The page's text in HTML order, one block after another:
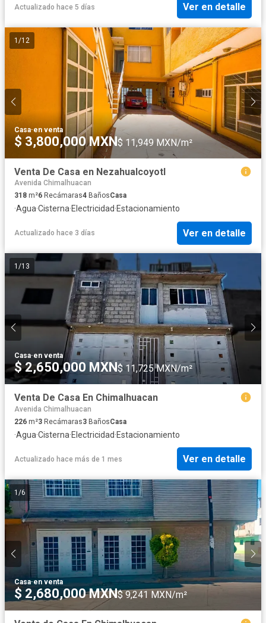
Actualizado hace 5 días Ver en detalle
1 /12
Casa·en venta
$ 3,800,000 MXN$ 11,949 MXN/m²
Venta De Casa en Nezahualcoyotl
Avenida Chimalhuacan
318 m²6 Recámaras4 BañosCasa
·Agua·Cisterna·Electricidad·Estacionamiento
Actualizado hace 3 días Ver en detalle
1 /13
Casa·en venta
$ 2,650,000 MXN$ 11,725 MXN/m²
Venta De Casa En Chimalhuacan
Avenida Chimalhuacan
226 m²3 Recámaras3 BañosCasa
·Agua·Cisterna·Electricidad·Estacionamiento
Actualizado hace más de 1 mes Ver en detalle
1 /6
Casa·en venta
$ 2,680,000 MXN$ 9,241 MXN/m²